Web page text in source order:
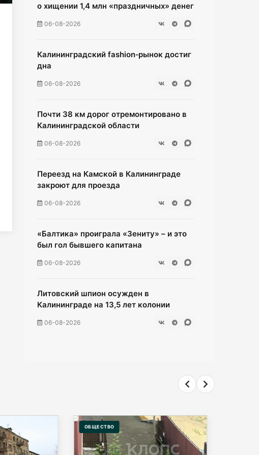
о хищении 1,4 млн «праздничных» денег
06-08-2026
Калининградский fashion‑рынок достиг
дна
06-08-2026
Почти 38 км дорог отремонтировано в
Калининградской области
06-08-2026
Переезд на Камской в Калининграде
закроют для проезда
06-08-2026
«Балтика» проиграла «Зениту» – и это
был гол бывшего капитана
06-08-2026
Литовский шпион осужден в
Калининграде на 13,5 лет колонии
06-08-2026
2 км дороги до Холмогоровки
обойдется в 700 млн рублей
06-08-2026
ОБЩЕСТВО